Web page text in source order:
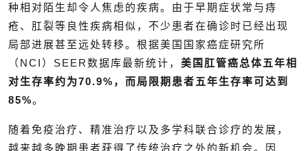
种相对陌生却令人焦虑的疾病。由于早期症状常与痔
疮、肛裂等良性疾病相似，不少患者在确诊时已经出现
局部进展甚至远处转移。根据美国国家癌症研究所
（NCI）SEER数据库最新统计， 美国肛管癌总体五年相
对生存率约为70.9%，而局限期患者五年生存率可达到
85%。
随着免疫治疗、精准治疗以及多学科联合诊疗的发展，
越来越多晚期患者获得了传统治疗之外的新机会。因